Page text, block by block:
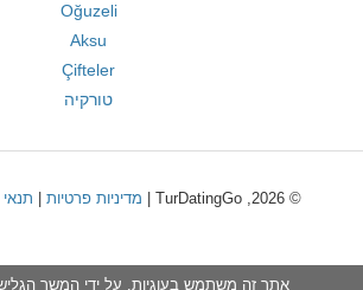
Oğuzeli
Aksu
Çifteler
טורקיה
© 2026, TurDatingGo | מדיניות פרטיות
אתר זה משתמש בעוגיות. על ידי המשך